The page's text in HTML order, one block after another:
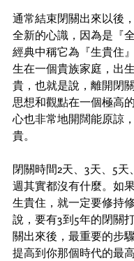
通常結束閉關出來以後
全新的心識，因為是『
經典中稱它為『生貴住
生在一個貴族家庭，出
貴，也就是說，離開閉
思想和觀點在一個極高
心也非常地開闊能原諒
貴。
閉關時間2天、3天、5天
週其實都沒有什麼。如
生貴住，就一定要修持
說，要有3到5年的閉關
關出來後，最重要的步
提高到你那個時代的最